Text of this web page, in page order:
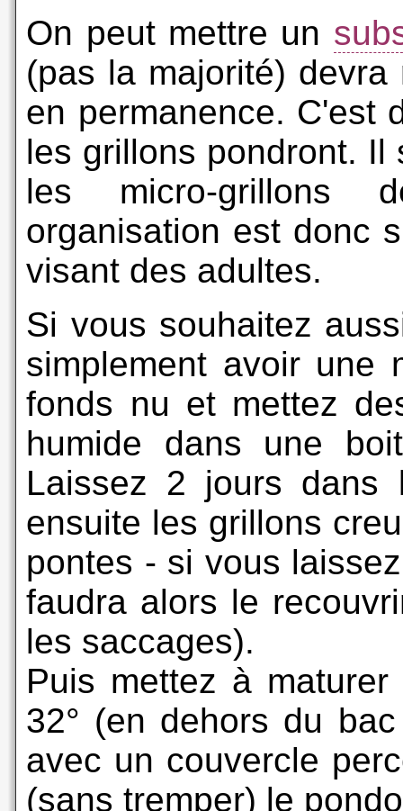
On peut mettre un
(pas la majorité)
en permanence. C'est
les grillons pondront. Il
les micro-grillons
organisation est donc
visant des adultes.
Si vous souhaitez
simplement avoir une
fonds nu et mettez
humide dans une
Laissez 2 jours dans
ensuite les grillons
pontes - si vous
faudra alors le
les saccages).
Puis mettez à
32° (en dehors du
avec un couvercle
(sans tremper) le